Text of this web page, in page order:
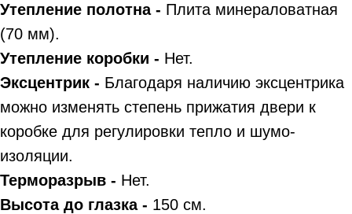
Утепление полотна - Плита минераловатная
(70 мм).
Утепление коробки - Нет.
Эксцентрик - Благодаря наличию эксцентрика
можно изменять степень прижатия двери к
коробке для регулировки тепло и шумо-
изоляции.
Терморазрыв - Нет.
Высота до глазка - 150 см.